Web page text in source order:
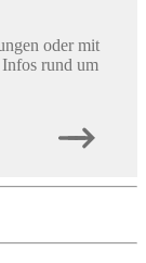
oder mit
rund um